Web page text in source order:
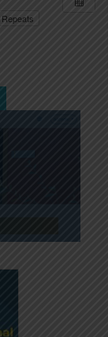
Repeats